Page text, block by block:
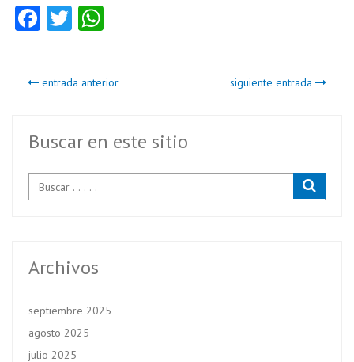
Fa
o
k
T
er A
p
entrada anterior siguiente entrada
Buscar en este sitio
Archivos
septiembre 2025
agosto 2025
julio 2025